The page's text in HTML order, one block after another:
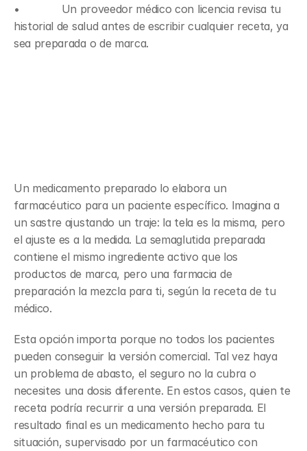
•             Un proveedor médico con licencia revisa tu
historial de salud antes de escribir cualquier receta, ya
sea preparada o de marca.
Un medicamento preparado lo elabora un
farmacéutico para un paciente específico. Imagina a
un sastre ajustando un traje: la tela es la misma, pero
el ajuste es a la medida. La semaglutida preparada
contiene el mismo ingrediente activo que los
productos de marca, pero una farmacia de
preparación la mezcla para ti, según la receta de tu
médico.
Esta opción importa porque no todos los pacientes
pueden conseguir la versión comercial. Tal vez haya
un problema de abasto, el seguro no la cubra o
necesites una dosis diferente. En estos casos, quien te
receta podría recurrir a una versión preparada. El
resultado final es un medicamento hecho para tu
situación, supervisado por un farmacéutico con